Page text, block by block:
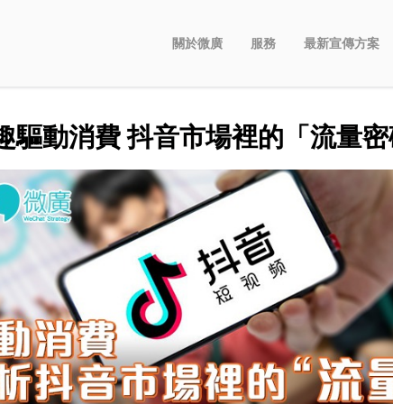
關於微廣 服務 最新宣傳方案
驅動消費 抖音市場裡的「流量密